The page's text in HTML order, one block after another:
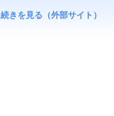
続きを見る（外部サイト）